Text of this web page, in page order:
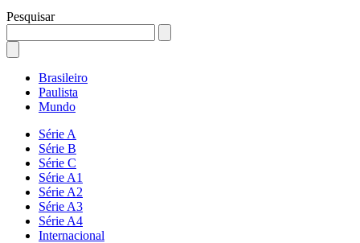
Pesquisar
Brasileiro
Paulista
Mundo
Série A
Série B
Série C
Série A1
Série A2
Série A3
Série A4
Internacional